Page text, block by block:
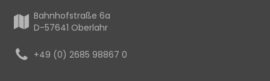
Bahnhofstraße 6a
D-57641 Oberlahr
+49 (0) 2685 98867 0